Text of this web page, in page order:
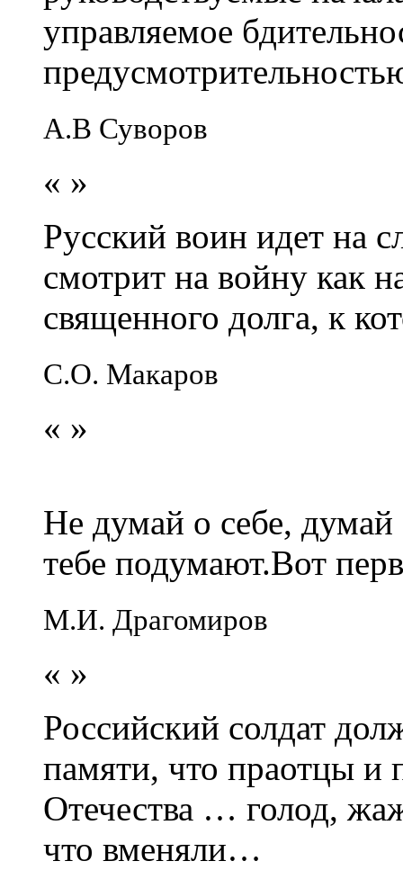
управляемое
А.В Суворов
« »
Русский воин идет на
смотрит на войну как
священного долга, к
С.О. Макаров
« »
Не думай о себе,
тебе подумают.Вот
М.И. Драгомиров
« »
Российский солдат
памяти, что праотцы и
Отечества … голод,
что вменяли…